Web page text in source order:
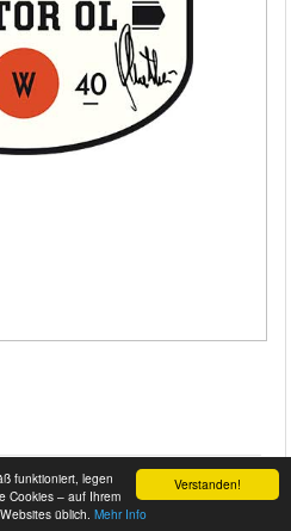
Verstanden!
funktioniert, legen
Cookies – auf Ihrem
üblich. Mehr Info